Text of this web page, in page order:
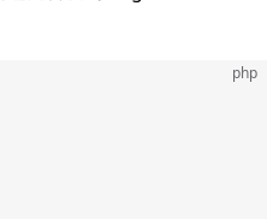
php